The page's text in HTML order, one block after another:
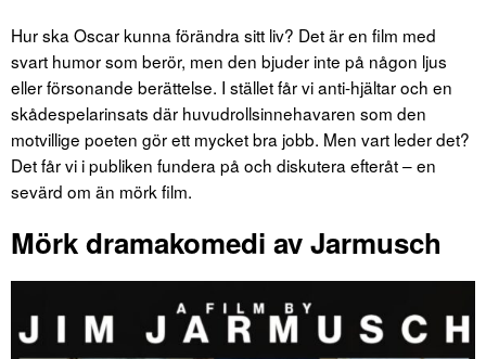
Hur ska Oscar kunna förändra sitt liv? Det är en film med
svart humor som berör, men den bjuder inte på någon ljus
eller försonande berättelse. I stället får vi anti-hjältar och en
skådespelarinsats där huvudrollsinnehavaren som den
motvillige poeten gör ett mycket bra jobb. Men vart leder det?
Det får vi i publiken fundera på och diskutera efteråt – en
sevärd om än mörk film.
Mörk dramakomedi av Jarmusch